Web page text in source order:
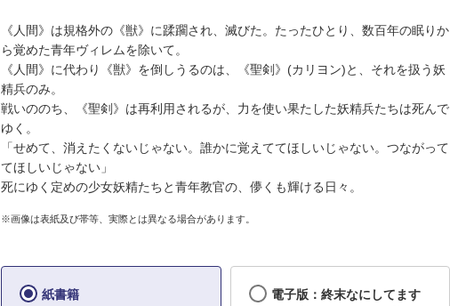
《人間》は規格外の《獣》に蹂躙され、滅びた。たったひとり、数百年の眠りか
ら覚めた青年ヴィレムを除いて。
《人間》に代わり《獣》を倒しうるのは、《聖剣》(カリヨン)と、それを扱う妖
精兵のみ。
戦いののち、《聖剣》は再利用されるが、力を使い果たした妖精兵たちは死んで
ゆく。
「せめて、消えたくないじゃない。誰かに覚えててほしいじゃない。つながって
てほしいじゃない」
死にゆく定めの少女妖精たちと青年教官の、儚くも輝ける日々。
※画像は表紙及び帯等、実際とは異なる場合があります。
紙書籍
電子版：終末なにしてます